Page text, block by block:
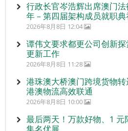
行政长官岑浩辉出席澳门
年 – 第四届架构成员就职典
2026年8月8日 12:04
谭伟文要求都更公司创新
更新工作
2026年8月8日 11:28
港珠澳大桥澳门跨境货物
港澳物流高效联通
2026年8月8日 10:00
最后两天！万款好物、1 元